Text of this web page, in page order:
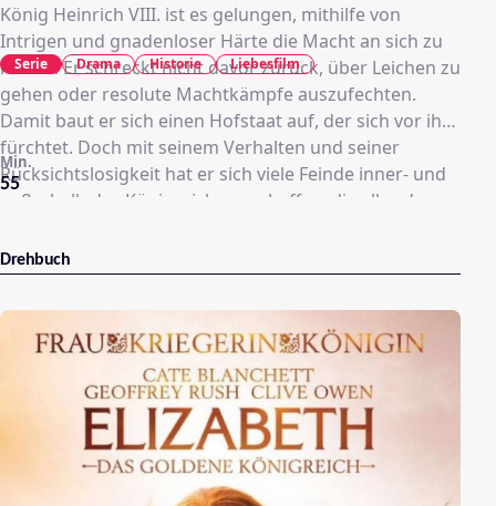
König Heinrich VIII. ist es gelungen, mithilfe von
Intrigen und gnadenloser Härte die Macht an sich zu
reißen. Er schreckt nicht davor zurück, über Leichen zu
gehen oder resolute Machtkämpfe auszufechten.
Damit baut er sich einen Hofstaat auf, der sich vor ihm
fürchtet. Doch mit seinem Verhalten und seiner
Rücksichtslosigkeit hat er sich viele Feinde inner- und
außerhalb des Königreichs geschaffen, die alles daran
55
Min.
Serie Drama Historie Liebesfilm
Drehbuch